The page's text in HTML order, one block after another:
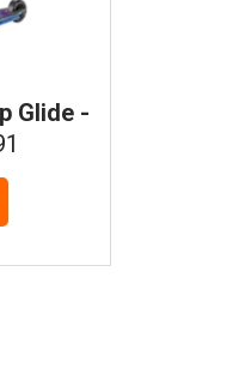
Glide -